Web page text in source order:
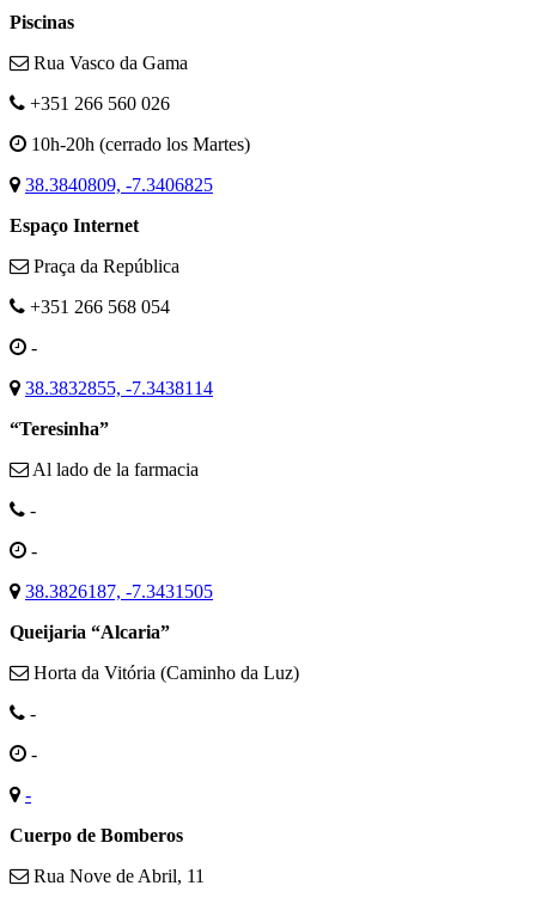
Piscinas
Rua Vasco da Gama
+351 266 560 026
10h-20h (cerrado los Martes)
38.3840809, -7.3406825
Espaço Internet
Praça da República
+351 266 568 054
-
38.3832855, -7.3438114
“Teresinha”
Al lado de la farmacia
-
-
38.3826187, -7.3431505
Queijaria “Alcaria”
Horta da Vitória (Caminho da Luz)
-
-
-
Cuerpo de Bomberos
Rua Nove de Abril, 11